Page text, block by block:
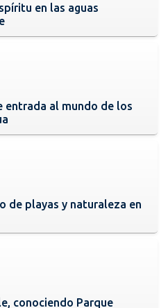
en las aguas
entrada al mundo de los
de playas y naturaleza en
conociendo Parque